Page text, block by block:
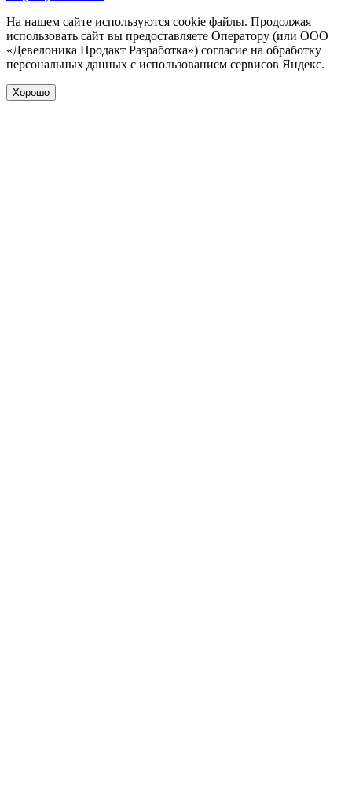
На нашем сайте используются cookie файлы. Продолжая
использовать сайт вы предоставляете Оператору (или ООО
«Девелоника Продакт Разработка») согласие на обработку
персональных данных с использованием сервисов Яндекс.
Хорошо